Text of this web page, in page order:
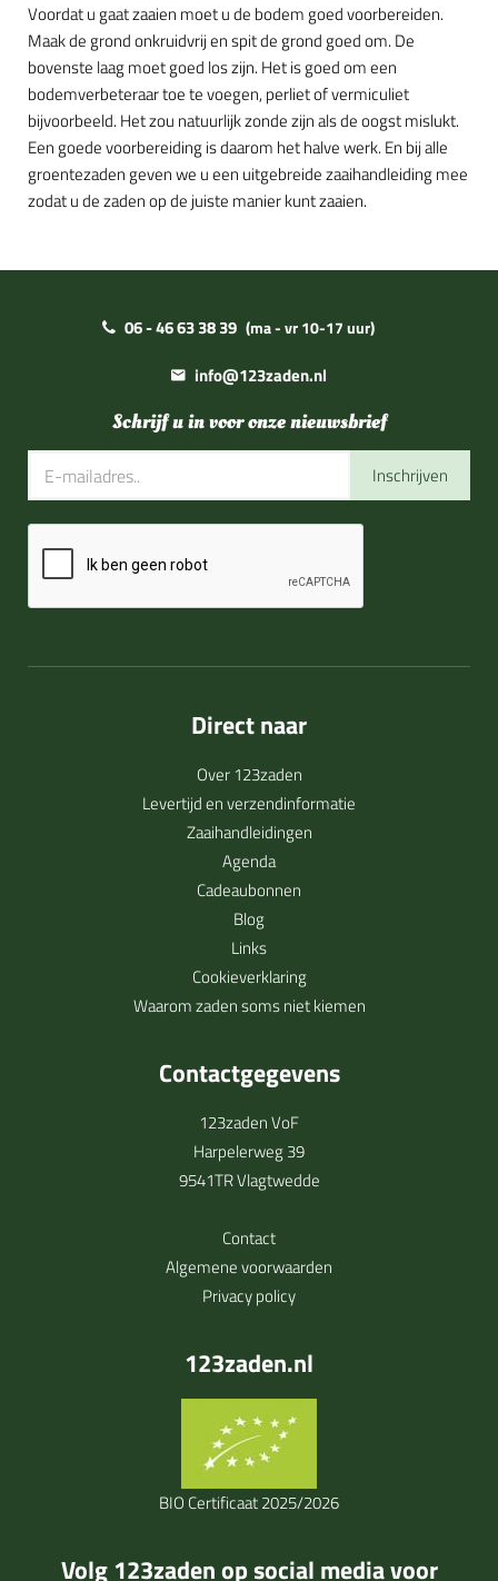
Voordat u gaat zaaien moet u de bodem goed voorbereiden.
Maak de grond onkruidvrij en spit de grond goed om. De
bovenste laag moet goed los zijn. Het is goed om een
bodemverbeteraar toe te voegen, perliet of vermiculiet
bijvoorbeeld. Het zou natuurlijk zonde zijn als de oogst mislukt.
Een goede voorbereiding is daarom het halve werk. En bij alle
groentezaden geven we u een uitgebreide zaaihandleiding mee
zodat u de zaden op de juiste manier kunt zaaien.
06 - 46 63 38 39 (ma - vr 10-17 uur)
info@123zaden.nl
Schrijf u in voor onze nieuwsbrief
Inschrijven
Direct naar
Over 123zaden
Levertijd en verzendinformatie
Zaaihandleidingen
Agenda
Cadeaubonnen
Blog
Links
Cookieverklaring
Waarom zaden soms niet kiemen
Contactgegevens
123zaden VoF
Harpelerweg 39
9541TR Vlagtwedde
Contact
Algemene voorwaarden
Privacy policy
123zaden.nl
BIO Certificaat 2025/2026
Volg 123zaden op social media voor